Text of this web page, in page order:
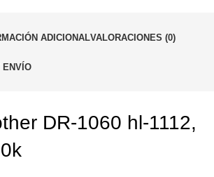
ADICIONALVALORACIONES (0)
ENVÍO
DR-1060 hl-1112,